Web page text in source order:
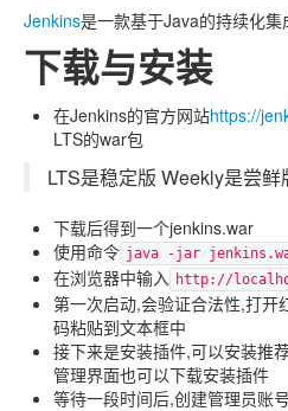
Jenkins是一款基于Java的持续化集
下载与安装
在Jenkins的官方网站https://
LTS的war包
LTS是稳定版 Weekly是尝鲜
下载后得到一个jenkins.war
使用命令 java -jar
在浏览器中输入 http://
第一次启动,会验证合法性,打开
码粘贴到文本框中
接下来是安装插件,可以安装推
管理界面也可以下载安装插件
等待一段时间后,创建管理员账